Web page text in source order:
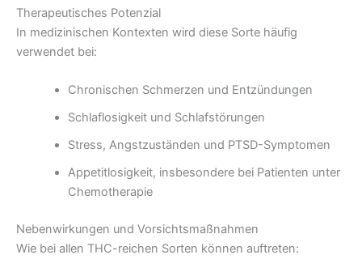
Therapeutisches Potenzial
In medizinischen Kontexten wird diese Sorte häufig
verwendet bei:
Chronischen Schmerzen und Entzündungen
Schlaflosigkeit und Schlafstörungen
Stress, Angstzuständen und PTSD-Symptomen
Appetitlosigkeit, insbesondere bei Patienten unter
Chemotherapie
Nebenwirkungen und Vorsichtsmaßnahmen
Wie bei allen THC-reichen Sorten können auftreten: